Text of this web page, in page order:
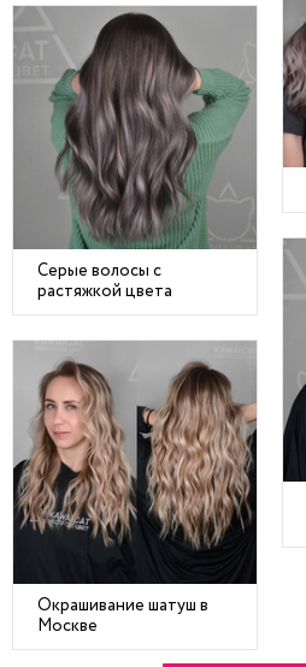
Серые волосы с
растяжкой цвета
Окрашивание шатуш в
Москве